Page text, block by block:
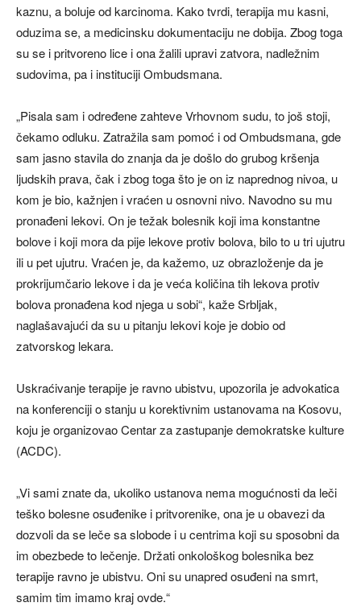
kaznu, a boluje od karcinoma. Kako tvrdi, terapija mu kasni,
oduzima se, a medicinsku dokumentaciju ne dobija. Zbog toga
su se i pritvoreno lice i ona žalili upravi zatvora, nadležnim
sudovima, pa i instituciji Ombudsmana.
„Pisala sam i određene zahteve Vrhovnom sudu, to još stoji,
čekamo odluku. Zatražila sam pomoć i od Ombudsmana, gde
sam jasno stavila do znanja da je došlo do grubog kršenja
ljudskih prava, čak i zbog toga što je on iz naprednog nivoa, u
kom je bio, kažnjen i vraćen u osnovni nivo. Navodno su mu
pronađeni lekovi. On je težak bolesnik koji ima konstantne
bolove i koji mora da pije lekove protiv bolova, bilo to u tri ujutru
ili u pet ujutru. Vraćen je, da kažemo, uz obrazloženje da je
prokrijumčario lekove i da je veća količina tih lekova protiv
bolova pronađena kod njega u sobi“, kaže Srbljak,
naglašavajući da su u pitanju lekovi koje je dobio od
zatvorskog lekara.
Uskraćivanje terapije je ravno ubistvu, upozorila je advokatica
na konferenciji o stanju u korektivnim ustanovama na Kosovu,
koju je organizovao Centar za zastupanje demokratske kulture
(ACDC).
„Vi sami znate da, ukoliko ustanova nema mogućnosti da leči
teško bolesne osuđenike i pritvorenike, ona je u obavezi da
dozvoli da se leče sa slobode i u centrima koji su sposobni da
im obezbede to lečenje. Držati onkološkog bolesnika bez
terapije ravno je ubistvu. Oni su unapred osuđeni na smrt,
samim tim imamo kraj ovde.“